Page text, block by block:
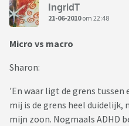
IngridT
21-06-2010om 22:48
Micro vs macro
Sharon:
'En waar ligt de grens tussen
mij is de grens heel
mijn zoon. Nogmaals ADHD